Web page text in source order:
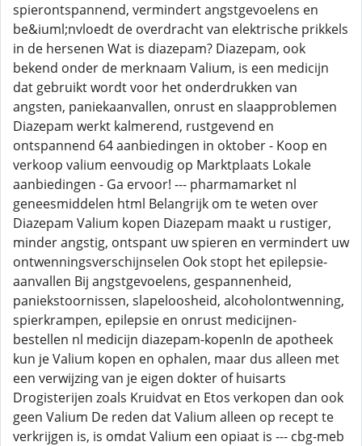
spierontspannend, vermindert angstgevoelens en
be&iuml;nvloedt de overdracht van elektrische prikkels
in de hersenen Wat is diazepam? Diazepam, ook
bekend onder de merknaam Valium, is een medicijn
dat gebruikt wordt voor het onderdrukken van
angsten, paniekaanvallen, onrust en slaapproblemen
Diazepam werkt kalmerend, rustgevend en
ontspannend 64 aanbiedingen in oktober - Koop en
verkoop valium eenvoudig op Marktplaats Lokale
aanbiedingen - Ga ervoor! --- pharmamarket nl
geneesmiddelen html Belangrijk om te weten over
Diazepam Valium kopen Diazepam maakt u rustiger,
minder angstig, ontspant uw spieren en vermindert uw
ontwenningsverschijnselen Ook stopt het epilepsie-
aanvallen Bij angstgevoelens, gespannenheid,
paniekstoornissen, slapeloosheid, alcoholontwenning,
spierkrampen, epilepsie en onrust medicijnen-
bestellen nl medicijn diazepam-kopenIn de apotheek
kun je Valium kopen en ophalen, maar dus alleen met
een verwijzing van je eigen dokter of huisarts
Drogisterijen zoals Kruidvat en Etos verkopen dan ook
geen Valium De reden dat Valium alleen op recept te
verkrijgen is, is omdat Valium een opiaat is --- cbg-meb